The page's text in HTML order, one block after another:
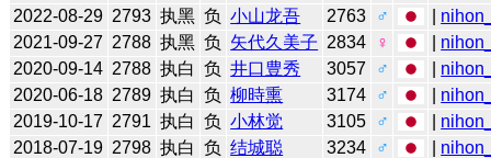
2022-08-29 2793 执黑 负 小山龙吾 2763 ♂
2021-09-27 2788 执黑 负 矢代久美子 2834 ♀
2020-09-14 2788 执白 负 井口豊秀 3057 ♂
2020-06-18 2789 执白 负 柳時熏 3174 ♂
2019-10-17 2791 执白 负 小林觉 3105 ♂
2018-07-19 2798 执白 负 结城聪 3234 ♂